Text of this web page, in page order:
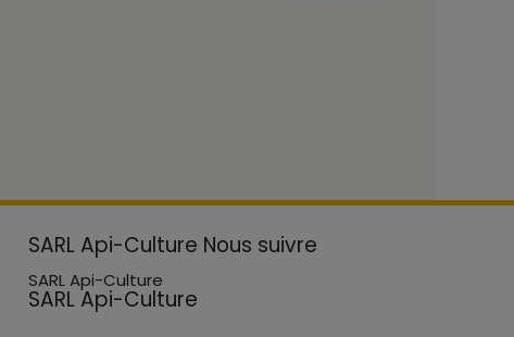
SARL Api-Culture Nous suivre
SARL Api-Culture
SARL Api-Culture